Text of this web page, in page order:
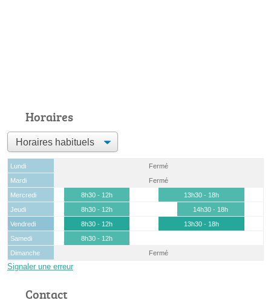
Horaires
Lundi
Fermé
Mardi
Fermé
Mercredi
8h30 - 12h
13h30 - 18h
Jeudi
8h30 - 12h
14h30 - 18h
Vendredi
8h30 - 12h
13h30 - 18h
Samedi
8h30 - 12h
Dimanche
Fermé
Signaler une erreur
Contact